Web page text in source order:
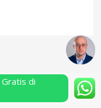
S.a.s.
di